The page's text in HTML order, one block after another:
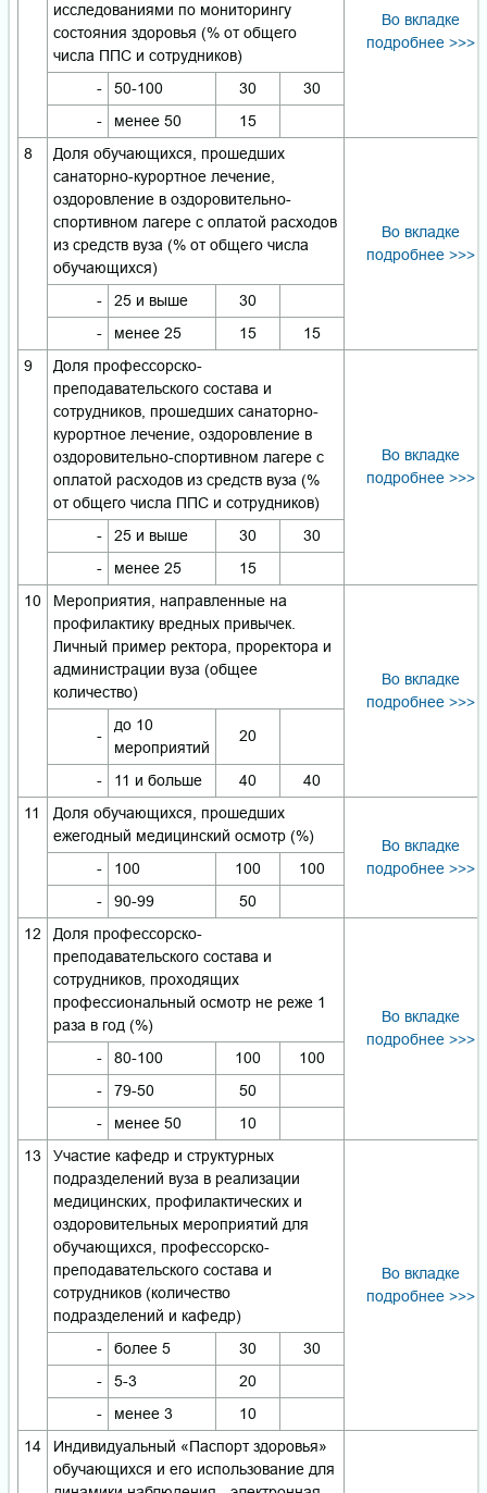
исследованиями по мониторингу
состояния здоровья (% от общего
числа ППС и сотрудников)
Во вкладке
подробнее >>>
- 50-100 30
30
-
менее 50
15
8
Доля обучающихся, прошедших
санаторно-курортное лечение,
оздоровление в оздоровительно-
спортивном лагере с оплатой расходов
из средств вуза (% от общего числа
обучающихся)
Во вкладке
подробнее >>>
- 25 и выше
30
-
менее 25 15
15
9
Доля профессорско-
преподавательского состава и
сотрудников, прошедших санаторно-
курортное лечение, оздоровление в
оздоровительно-спортивном лагере с
оплатой расходов из средств вуза (%
от общего числа ППС и сотрудников)
Во вкладке
подробнее >>>
- 25 и выше 30
30
-
менее 25
15
10
Мероприятия, направленные на
профилактику вредных привычек.
Личный пример ректора, проректора и
администрации вуза (общее
количество)
Во вкладке
подробнее >>>
-
до 10
мероприятий
20
- 11 и больше 40
40
11
Доля обучающихся, прошедших
ежегодный медицинский осмотр (%)
Во вкладке
подробнее >>>
- 100 100
100
-
90-99
50
12
Доля профессорско-
преподавательского состава и
сотрудников, проходящих
профессиональный осмотр не реже 1
раза в год (%)
Во вкладке
подробнее >>>
-
80-100 100
100
-
79-50
50
-
менее 50
10
13
Участие кафедр и структурных
подразделений вуза в реализации
медицинских, профилактических и
оздоровительных мероприятий для
обучающихся, профессорско-
преподавательского состава и
сотрудников (количество
подразделений и кафедр)
Во вкладке
подробнее >>>
- более 5 30
30
-
5-3
20
-
менее 3
10
14
Индивидуальный «Паспорт здоровья»
обучающихся и его использование для